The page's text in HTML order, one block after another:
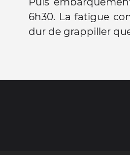
6h30. La fatigue
dur de grappiller